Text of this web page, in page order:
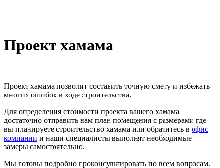
Проект хамама
Проект хамама позволит составить точную смету и избежать
многих ошибок в ходе строительства.
Для определения стоимости проекта вашего хамама
достаточно отправить нам план помещения с размерами где
вы планируете строительство хамама или обратитесь в офис
компании и наши специалисты выполнят необходимые
замеры самостоятельно.
Мы готовы подробно проконсультировать по всем вопросам.